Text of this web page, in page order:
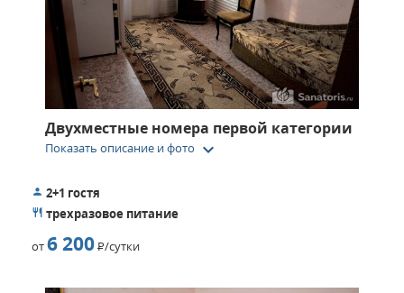
Двухместные номера первой категории
Показать описание и фото keyboard_arrow_down
2+1 гостя
трехразовое питание
от6 200Р/сутки